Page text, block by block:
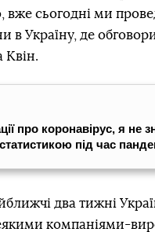
вже сьогодні ми
в Україну, де
Квін.
про коронавірус, я не
під час
два тижні
компаніями-